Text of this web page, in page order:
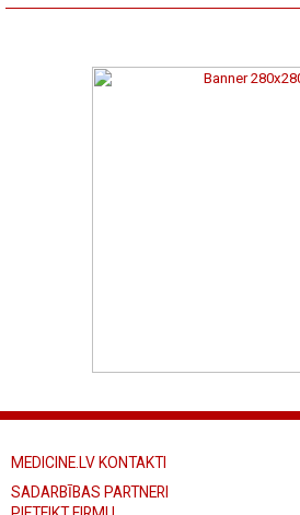
MEDICINE.LV KONTAKTI
SADARBĪBAS PARTNERI